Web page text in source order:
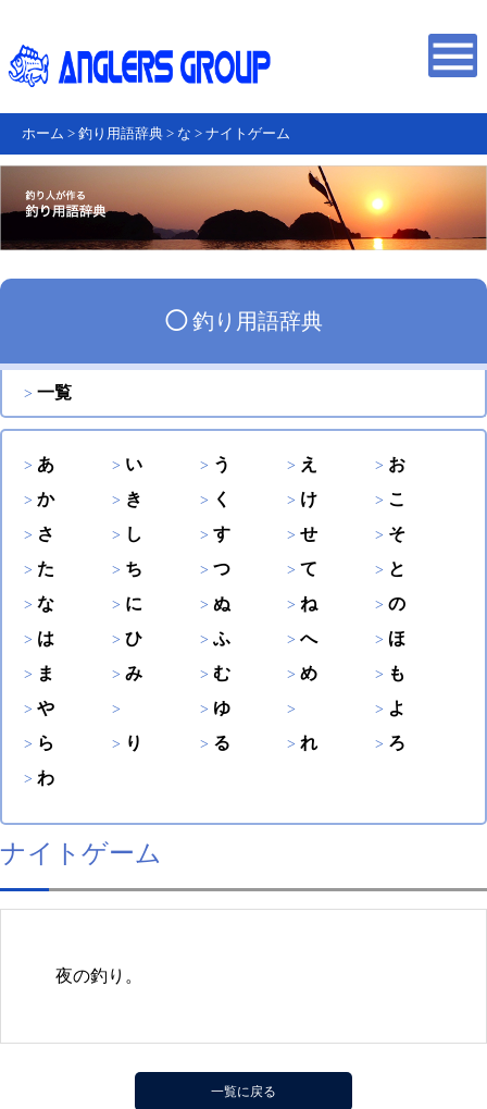
ホーム > 釣り用語辞典 > な > ナイトゲーム
◯釣り用語辞典
一覧
あ い う え
お
か
き く け
こ
さ
し す せ
そ
た
ち つ て
と
な
に ぬ ね
の
は
ひ ふ へ
ほ
ま
み む め
も
や
ゆ
よ
ら
り る れ
ろ
わ
ナイトゲーム
夜の釣り。
一覧に戻る